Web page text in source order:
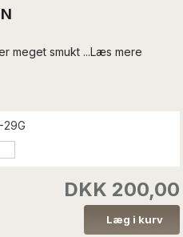
meget smukt ...Læs mere
29G
DKK 200,00